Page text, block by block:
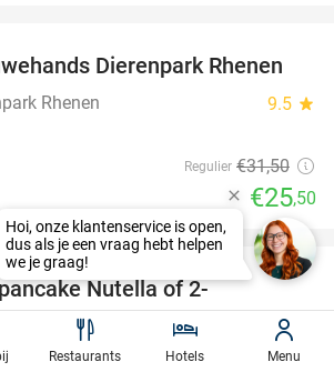
19%
Dierenpark Rhenen
Rhenen 9.5 star
Regulier €31,50
€25,50
favorite_border
Nutella of 2-
lunchplank bij Lunchroom
Restaurants Hotels Menu